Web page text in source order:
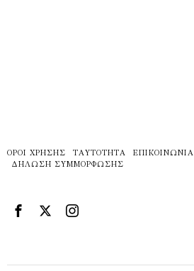
ΌΡΟΙ ΧΡΉΣΗΣ ΤΑΥΤΌΤΗΤΑ
ΕΠΙΚΟΙΝΩΝΊΑ
ΔΉΛΩΣΗ ΣΥΜΜΌΡΦΩΣΗΣ